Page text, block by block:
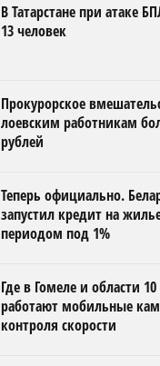
В Татарстане при атаке
13 человек
Прокурорское
лоевским работникам
рублей
Теперь официально.
запустил кредит на
периодом под 1%
Где в Гомеле и области 10
работают мобильные
контроля скорости